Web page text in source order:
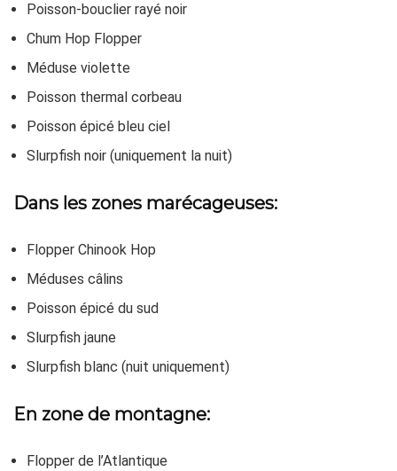
Poisson-bouclier rayé noir
Chum Hop Flopper
Méduse violette
Poisson thermal corbeau
Poisson épicé bleu ciel
Slurpfish noir (uniquement la nuit)
Dans les zones marécageuses:
Flopper Chinook Hop
Méduses câlins
Poisson épicé du sud
Slurpfish jaune
Slurpfish blanc (nuit uniquement)
En zone de montagne:
Flopper de l’Atlantique